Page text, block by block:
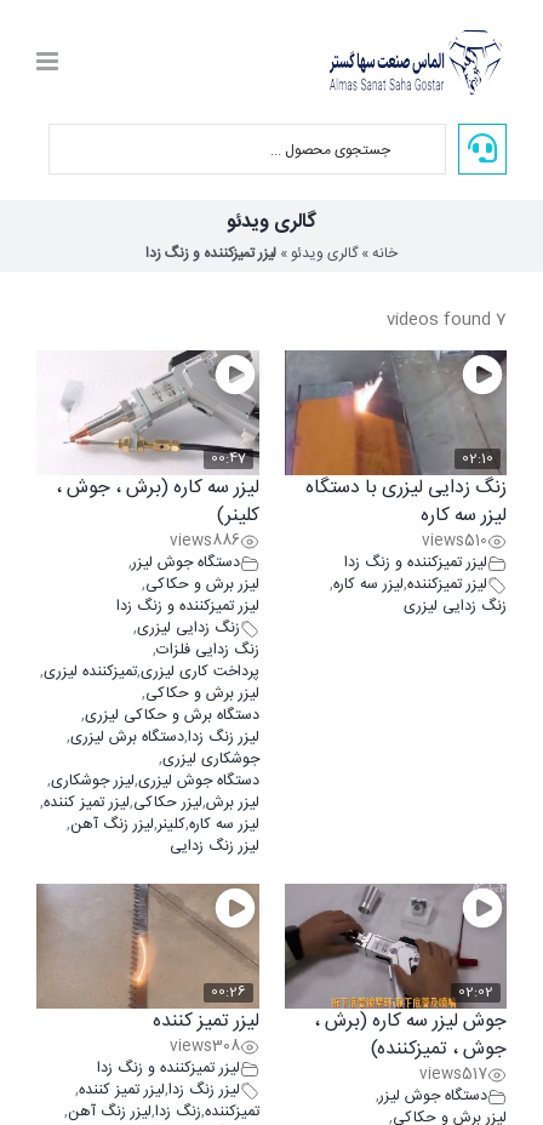
content
گالری ویدئو
خانه»گالری ویدئو» لیزر تمیزکننده و زنگ زدا
7 videos found
02:10
زنگ زدایی لیزری با دستگاه
لیزر سه کاره
510
views
لیزر تمیزکننده و زنگ زدا
لیزر تمیزکننده,لیزر سه کاره,
زنگ زدایی لیزری
00:47
لیزر سه کاره (برش ، جوش ،
کلینر)
886
views
دستگاه جوش لیزر,
لیزر برش و حکاکی,
لیزر تمیزکننده و زنگ زدا
زنگ زدایی لیزری,
زنگ زدایی فلزات,
پرداخت کاری لیزری,تمیزکننده لیزری,
لیزر برش و حکاکی,
دستگاه برش و حکاکی لیزری,
لیزر زنگ زدا,دستگاه برش لیزری,
جوشکاری لیزری,
دستگاه جوش لیزری,لیزر جوشکاری,
لیزر برش,لیزر حکاکی,لیزر تمیز کننده,
لیزر سه کاره,كلينر,لیزر زنگ آهن,
لیزر زنگ زدایی
02:02
جوش لیزر سه کاره (برش ،
جوش ، تميزكننده)
517
views
دستگاه جوش لیزر,
لیزر برش و حکاکی,
00:26
لیزر تمیز کننده
308
views
لیزر تمیزکننده و زنگ زدا
لیزر زنگ زدا,لیزر تمیز کننده,
تمیزکننده,زنگ زدا,لیزر زنگ آهن,